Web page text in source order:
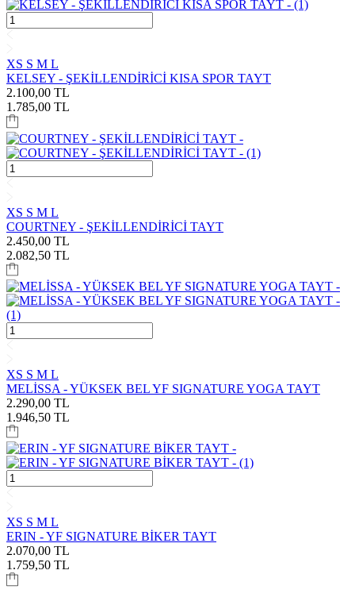
XS S M L
KELSEY - ŞEKİLLENDİRİCİ KISA SPOR TAYT
2.100,00 TL
1.785,00 TL
XS S M L
COURTNEY - ŞEKİLLENDİRİCİ TAYT
2.450,00 TL
2.082,50 TL
XS S M L
MELİSSA - YÜKSEK BEL YF SIGNATURE YOGA TAYT
2.290,00 TL
1.946,50 TL
XS S M L
ERIN - YF SIGNATURE BİKER TAYT
2.070,00 TL
1.759,50 TL